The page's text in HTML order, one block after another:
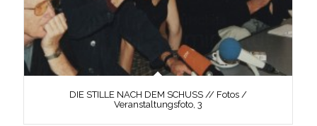
DIE STILLE NACH DEM SCHUSS // Fotos /
Veranstaltungsfoto, 3